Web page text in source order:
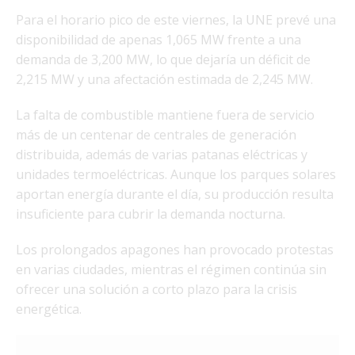
Para el horario pico de este viernes, la UNE prevé una
disponibilidad de apenas 1,065 MW frente a una
demanda de 3,200 MW, lo que dejaría un déficit de
2,215 MW y una afectación estimada de 2,245 MW.
La falta de combustible mantiene fuera de servicio
más de un centenar de centrales de generación
distribuida, además de varias patanas eléctricas y
unidades termoeléctricas. Aunque los parques solares
aportan energía durante el día, su producción resulta
insuficiente para cubrir la demanda nocturna.
Los prolongados apagones han provocado protestas
en varias ciudades, mientras el régimen continúa sin
ofrecer una solución a corto plazo para la crisis
energética.